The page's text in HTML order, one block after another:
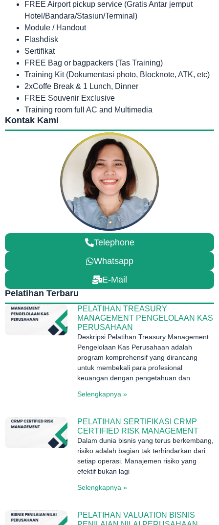
FREE Airport pickup service (Gratis Antar jemput
Hotel/Bandara/Stasiun/Terminal)
Module / Handout
Flashdisk
Sertifikat
FREE Bag or bagpackers (Tas Training)
Training Kit (Dokumentasi photo, Blocknote, ATK, etc)
2xCoffe Break & 1 Lunch, Dinner
FREE Souvenir Exclusive
Training room full AC and Multimedia
Kontak Kami
Telephone
Whatsapp
E-Mail
Pelatihan Terbaru
PELATIHAN TREASURY
MANAGEMENT PENGELOLAAN KAS
PERUSAHAAN
Deskripsi Pelatihan Treasury Management
Pengelolaan Kas Perusahaan adalah
program komprehensif yang dirancang
untuk membekali para profesional
keuangan dengan pengetahuan dan
Selengkapnya »
PELATIHAN SERTIFIKASI CRMP
CERTIFIED RISK MANAGEMENT
Dalam dunia bisnis yang terus berkembang,
risiko adalah bagian tak terhindarkan dari
setiap operasi. Manajemen risiko yang
efektif bukan lagi
Selengkapnya »
PELATIHAN VALUATION BISNIS